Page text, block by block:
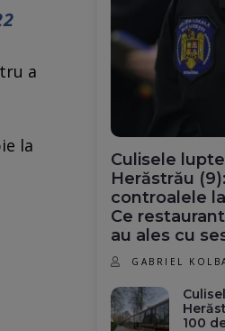
a
la
Culisele
Herăstrău
controalele
Ce
au ales cu
GABRIEL
100